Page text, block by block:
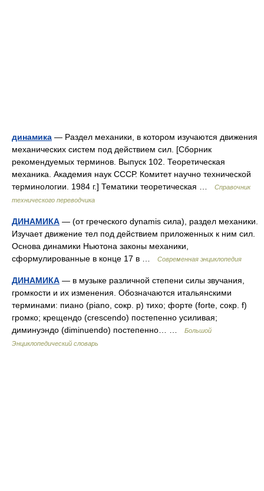
динамика — Раздел механики, в котором изучаются движения
механических систем под действием сил. [Сборник
рекомендуемых терминов. Выпуск 102. Теоретическая
механика. Академия наук СССР. Комитет научно технической
терминологии. 1984 г.] Тематики теоретическая …
Справочник
технического переводчика
ДИНАМИКА — (от греческого dynamis сила), раздел механики.
Изучает движение тел под действием приложенных к ним сил.
Основа динамики Ньютона законы механики,
сформулированные в конце 17 в …
Современная энциклопедия
ДИНАМИКА — в музыке различной степени силы звучания,
громкости и их изменения. Обозначаются итальянскими
терминами: пиано (piano, сокр. p) тихо; форте (forte, сокр. f)
громко; крещендо (crescendo) постепенно усиливая;
диминуэндо (diminuendo) постепенно… …
Большой
Энциклопедический словарь